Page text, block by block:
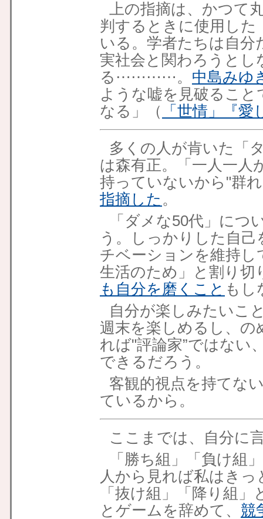
上の指摘は、かつて
判するときに使用し
いる。学者たちは自
実社会と関わろうとし
る⋯⋯⋯⋯。 中島みゆ
ような嘘を見破るこ
なる」（
「世情」 『
多くの人が肯いた「
は森有正。「一人一人
持っていないから"群
指摘した 。
「ダメな50代」につ
う。しっかりした自
チベーションを維持
生活のため」と割り切
も自分を磨くこと もし
自分が楽しみたいこ
週末を楽しめるし、
れば"評論家”ではない
できるだろう。
客観的視点を持てな
ているから。
ここまでは、自分に
「勝ち組」「負け組
人から見れば私はき
「抜け組」「降り組
とゲームを辞めて、 競